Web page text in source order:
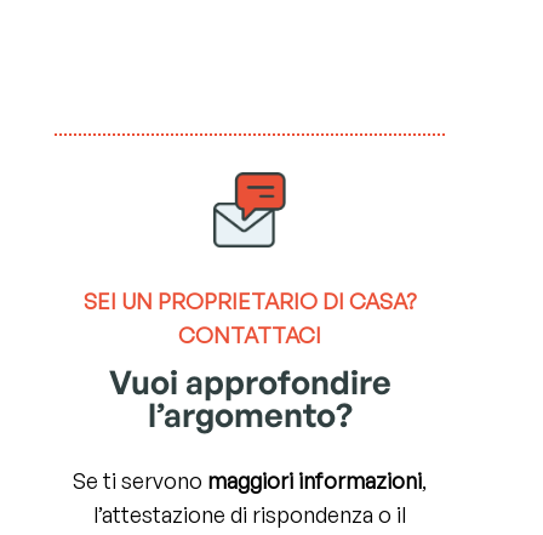
SEI UN PROPRIETARIO DI CASA?
CONTATTACI
Vuoi approfondire
l’argomento?
Se ti servono maggiori informazioni,
l’attestazione di rispondenza o il